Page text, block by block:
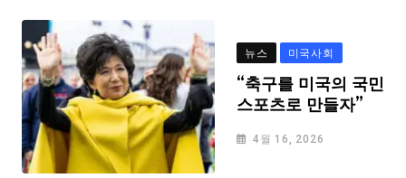
뉴스 미국사회
“축구를 미국의 국민
스포츠로 만들자”
4월 16, 2026